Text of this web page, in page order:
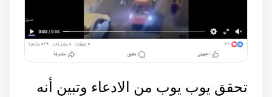
تحقق يوب يوب من الادعاء وتبين أنه